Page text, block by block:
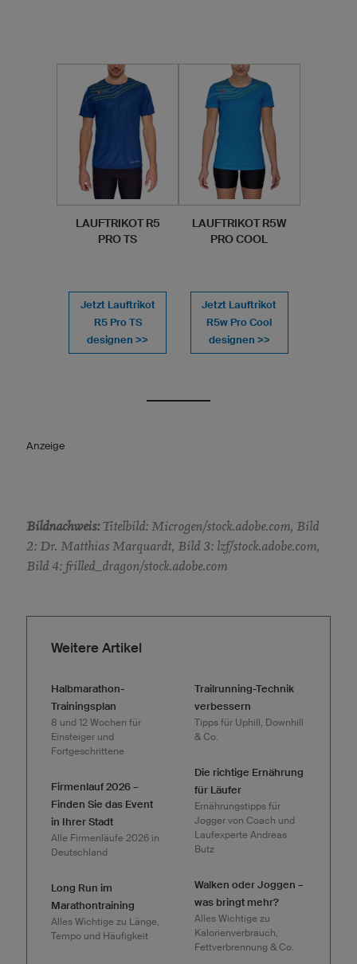
LAUFTRIKOT R5
PRO TS
Jetzt Lauftrikot
R5 Pro TS
designen >>
LAUFTRIKOT R5W
PRO COOL
Jetzt Lauftrikot
R5w Pro Cool
designen >>
Anzeige
Bildnachweis:Titelbild: Microgen/stock.adobe.com, Bild
2: Dr. Matthias Marquardt, Bild 3: lzf/stock.adobe.com,
Bild 4: frilled_dragon/stock.adobe.com
Weitere Artikel
Halbmarathon-
Trainingsplan
8 und 12 Wochen für
Einsteiger und
Fortgeschrittene
Firmenlauf 2026 –
Finden Sie das Event
in Ihrer Stadt
Alle Firmenläufe 2026 in
Deutschland
Long Run im
Marathontraining
Alles Wichtige zu Länge,
Tempo und Häufigkeit
Trailrunning-Technik
verbessern
Tipps für Uphill, Downhill
& Co.
Die richtige Ernährung
für Läufer
Ernährungstipps für
Jogger von Coach und
Laufexperte Andreas
Butz
Walken oder Joggen –
was bringt mehr?
Alles Wichtige zu
Kalorienverbrauch,
Fettverbrennung & Co.